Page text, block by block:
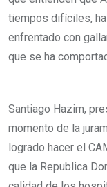
tiempos difíciles,
enfrentado con
que se ha
Santiago Hazim,
momento de la
logrado hacer el
que la Republica